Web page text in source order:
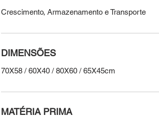
Crescimento, Armazenamento e Transporte
DIMENSÕES
70X58 / 60X40 / 80X60 / 65X45cm
MATÉRIA PRIMA